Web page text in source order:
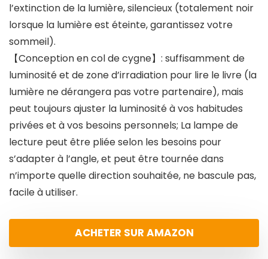
l’extinction de la lumière, silencieux (totalement noir
lorsque la lumière est éteinte, garantissez votre
sommeil).
【Conception en col de cygne】: suffisamment de
luminosité et de zone d’irradiation pour lire le livre (la
lumière ne dérangera pas votre partenaire), mais
peut toujours ajuster la luminosité à vos habitudes
privées et à vos besoins personnels; La lampe de
lecture peut être pliée selon les besoins pour
s’adapter à l’angle, et peut être tournée dans
n’importe quelle direction souhaitée, ne bascule pas,
facile à utiliser.
ACHETER SUR AMAZON